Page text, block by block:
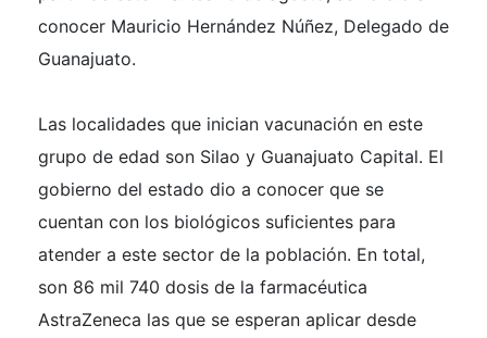
conocer Mauricio Hernández Núñez, Delegado de
Guanajuato.
Las localidades que inician vacunación en este
grupo de edad son Silao y Guanajuato Capital. El
gobierno del estado dio a conocer que se
cuentan con los biológicos suficientes para
atender a este sector de la población. En total,
son 86 mil 740 dosis de la farmacéutica
AstraZeneca las que se esperan aplicar desde